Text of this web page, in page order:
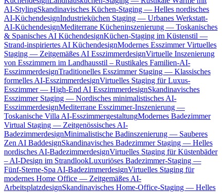
AI-StylingSkandinavisches Küchen-Staging — Helles nordisches
AI-KüchendesignIndustrieküchen Staging — Urbanes Werkstatt-
AI-KüchendesignMediterrane Kücheninszenierung — Toskanisches
& Spanisches AI KüchendesignKüchen-Staging im Küstenstil —
Strand-inspiriertes AI KüchendesignModernes Esszimmer Virtuelles
Staging — Zeitgemäßes AI EsszimmerdesignVirtuelle Inszenierung
von Esszimmern im Landhausstil – Rustikales Familien-AI-
EsszimmerdesignTraditionelles Esszimmer Staging — Klassisches
formelles AI-EsszimmerdesignVirtuelles Staging für Luxus-
Esszimmer — High-End AI EsszimmerdesignSkandinavisches
Esszimmer Staging — Nordisches minimalistisches AI-
EsszimmerdesignMediterrane Esszimmer-Inszenierung —
Toskanische Villa AI-EsszimmergestaltungModernes Badezimmer
Virtual Staging — Zeitgenössisches AI-
BadezimmerdesignMinimalistische Badinszenierung — Sauberes
Zen AI BaddesignSkandinavisches Badezimmer Staging — Helles
nordisches AI-BadezimmerdesignVirtuelles Staging für Küstenbäder
– AI-Design im StrandlookLuxuriöses Badezimmer-Staging —
Fünf-Sterne-Spa AI-BadezimmerdesignVirtuelles Staging für
modernes Home Office — Zeitgemäßes AI-
ArbeitsplatzdesignSkandinavisches Home-Office-Staging — Helles